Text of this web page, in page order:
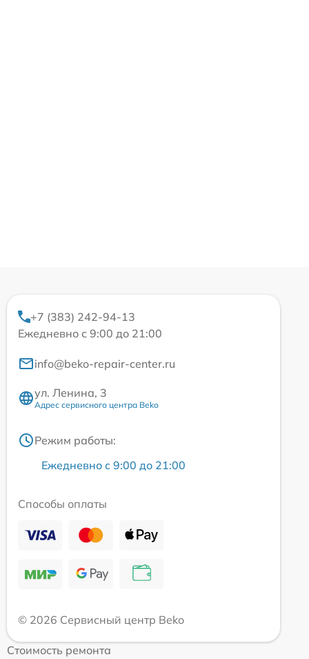
+7 (383) 242-94-13
Ежедневно с 9:00 до 21:00
info@beko-repair-center.ru
ул. Ленина, 3
Адрес сервисного центра Beko
Режим работы:
Ежедневно с 9:00 до 21:00
Способы оплаты
© 2026 Сервисный центр Beko
Стоимость ремонта